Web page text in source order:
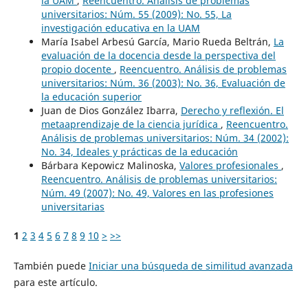
universitarios: Núm. 55 (2009): No. 55, La
investigación educativa en la UAM
María Isabel Arbesú García, Mario Rueda Beltrán, La
evaluación de la docencia desde la perspectiva del
propio docente , Reencuentro. Análisis de problemas
universitarios: Núm. 36 (2003): No. 36, Evaluación de
la educación superior
Juan de Dios González Ibarra, Derecho y reflexión. El
metaaprendizaje de la ciencia jurídica , Reencuentro.
Análisis de problemas universitarios: Núm. 34 (2002):
No. 34, Ideales y prácticas de la educación
Bárbara Kepowicz Malinoska, Valores profesionales ,
Reencuentro. Análisis de problemas universitarios:
Núm. 49 (2007): No. 49, Valores en las profesiones
universitarias
1 2 3 4 5 6 7 8 9 10 > >>
También puede Iniciar una búsqueda de similitud avanzada
para este artículo.